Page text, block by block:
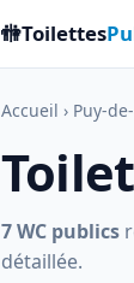
🚻Toilettes
Accueil › Puy-
7 WC publics
détaillée.